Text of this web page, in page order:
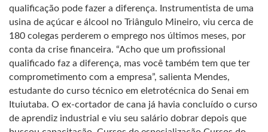
qualificação pode fazer a diferença. Instrumentista de uma
usina de açúcar e álcool no Triângulo Mineiro, viu cerca de
180 colegas perderem o emprego nos últimos meses, por
conta da crise financeira. “Acho que um profissional
qualificado faz a diferença, mas você também tem que ter
comprometimento com a empresa”, salienta Mendes,
estudante do curso técnico em eletrotécnica do Senai em
Ituiutaba. O ex-cortador de cana já havia concluído o curso
de aprendiz industrial e viu seu salário dobrar depois que